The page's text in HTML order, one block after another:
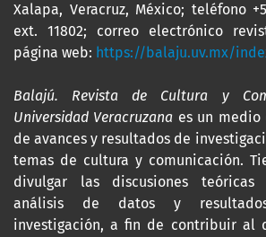
Xalapa, Veracruz, México; teléfono
ext. 11802; correo electrónico
página web: https://balaju.uv.mx/
Balajú. Revista de Cultura y
Universidad Veracruzana es un
de avances y resultados de
temas de cultura y comunicación.
divulgar las discusiones teóricas
análisis de datos y
investigación, a fin de contribuir al